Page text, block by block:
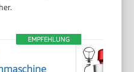
EMPFEHLUNG